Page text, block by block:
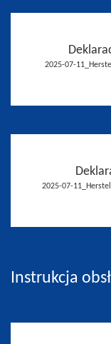
2025-07-
2025-07-
Instrukcja